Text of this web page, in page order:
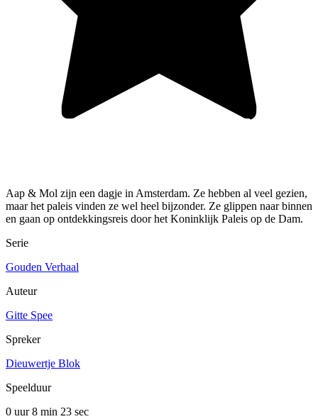
Aap & Mol zijn een dagje in Amsterdam. Ze hebben al veel gezien,
maar het paleis vinden ze wel heel bijzonder. Ze glippen naar binnen
en gaan op ontdekkingsreis door het Koninklijk Paleis op de Dam.
Serie
Gouden Verhaal
Auteur
Gitte Spee
Spreker
Dieuwertje Blok
Speelduur
0 uur 8 min 23 sec